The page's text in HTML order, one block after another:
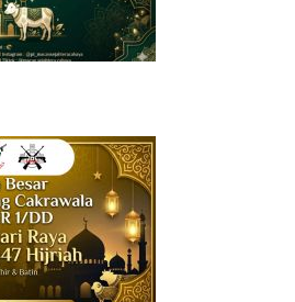
SH., MH., berlangsung
meriah dan penuh